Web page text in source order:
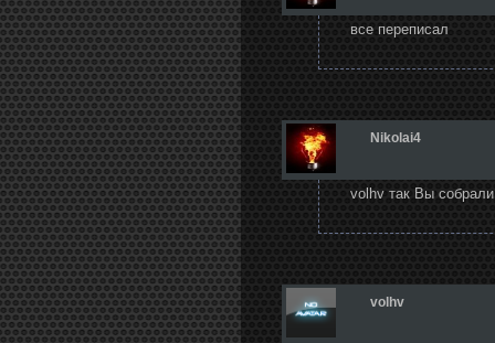
все переписал
Nikolai4
volhv так Вы
volhv